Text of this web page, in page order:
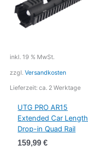
inkl. 19 % MwSt.
zzgl. Versandkosten
Lieferzeit: ca. 2 Werktage
UTG PRO AR15
Extended Car Length
Drop-in Quad Rail
159,99€